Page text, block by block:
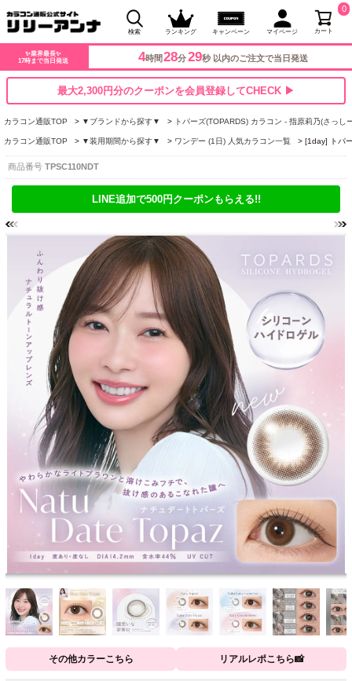
検索 ランキング キャンペーン マイページ カート
0
✨業界最長✨
17時まで当日発送
4時間 28分28秒 以内のご注文で当日発送
最大2,300円分のクーポンを会員登録してCHECK ▶
カラコン通販TOP ▼ブランドから探す▼ トパーズ(TOPARDS) カラコン - 指原莉乃(さっし
カラコン通販TOP ▼装用期間から探す▼ ワンデー (1日) 人気カラコン一覧 [1day] トパ
商品番号 TPSC110NDT
LINE追加で500円クーポンもらえる!!
その他カラーこちら リアルレポこちら📸